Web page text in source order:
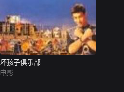
坏孩子俱乐部
电影